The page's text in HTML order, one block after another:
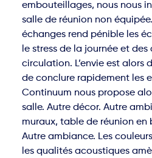
embouteillages, nous nous
salle de réunion non
échanges rend pénible les
le stress de la journée et
circulation. L’envie est alors
de conclure rapidement les
Continuum nous propose
salle. Autre décor. Autre
muraux, table de réunion en
Autre ambiance. Les
les qualités acoustiques